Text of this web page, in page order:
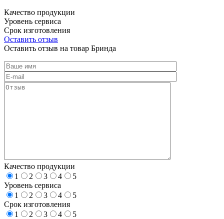
Качество продукции
Уровень сервиса
Срок изготовления
Оставить отзыв
Оставить отзыв на товар Бринда
Качество продукции
1
2 3 4
5
Уровень сервиса
1
2 3 4
5
Срок изготовления
1
2 3 4
5